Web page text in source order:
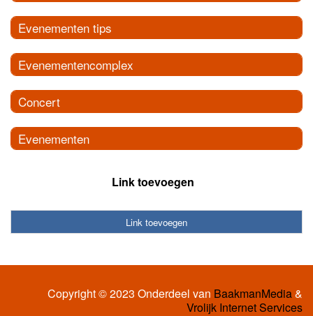
Evenementen tips
Evenementencomplex
Concert
Evenementen
Link toevoegen
Link toevoegen
Copyright © 2023 Onderdeel van BaakmanMedia&
Vrolijk Internet Services